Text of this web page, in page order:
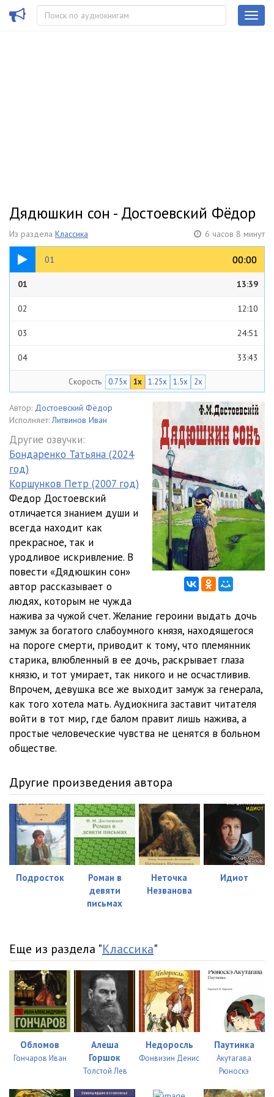
Дядюшкин сон - Достоевский Фёдор
Из раздела Классика 6 часов 8 минут
01 00:00
00:00
13:39
01 13:39
02 12:10
03 24:51
04 33:43
06 22:40
18:53
08
09 31:17
10 18:35
11 22:41
12 17:49
13
14
15 37:24
Скорость 0.75x 1x 1.25x 1.5x 2x
Автор: Достоевский Фёдор
Исполняет: Литвинов Иван
Другие озвучки:
Бондаренко Татьяна (2024
год)
Коршунков Петр (2007 год)
Федор Достоевский
отличается знанием души и
всегда находит как
прекрасное, так и
уродливое искривление. В
повести «Дядюшкин сон»
автор рассказывает о
людях, которым не чужда
нажива за чужой счет. Желание героини выдать дочь
замуж за богатого слабоумного князя, находящегося
на пороге смерти, приводит к тому, что племянник
старика, влюбленный в ее дочь, раскрывает глаза
князю, и тот умирает, так никого и не осчастливив.
Впрочем, девушка все же выходит замуж за генерала,
как того хотела мать. Аудиокнига заставит читателя
войти в тот мир, где балом правит лишь нажива, а
простые человеческие чувства не ценятся в больном
обществе.
Другие произведения автора
Подросток
Роман в
девяти
письмах
Неточка
Незванова
Идиот
Еще из раздела "Классика"
Обломов
Гончаров Иван
Алеша
Горшок
Толстой Лев
Недоросль
Фонвизин Денис
Паутинка
Акутагава
Рюноскэ